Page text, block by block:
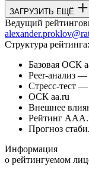
ЗАГРУЗИТЬ ЕЩЁ
Ведущий
Структура рейтинга:
Базовая ОСК
Peer-анализ —
Стресс-тест —
ОСК aa.ru
Внешнее
Рейтинг
Прогноз
Информация
о рейтингуемом